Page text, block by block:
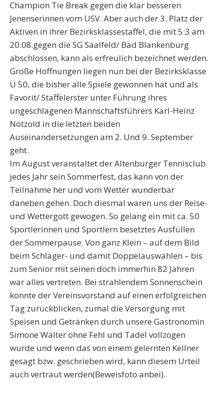
Champion Tie Break gegen die klar besseren
Jenenserinnen vom USV. Aber auch der 3. Platz der
Aktiven in ihrer Bezirksklassestaffel, die mit 5:3 am
20.08.gegen die SG Saalfeld/ Bad Blankenburg
abschlossen, kann als erfreulich bezeichnet werden.
Große Hoffnungen liegen nun bei der Bezirksklasse
Ü 50, die bisher alle Spiele gewonnen hat und als
Favorit/ Staffelerster unter Führung ihres
ungeschlagenen Mannschaftsführers Karl-Heinz
Nötzold in die letzten beiden
Auseinandersetzungen am 2. Und 9. September
geht.
Im August veranstaltet der Altenburger Tennisclub
jedes Jahr sein Sommerfest, das kann von der
Teilnahme her und vom Wetter wunderbar
daneben gehen. Doch diesmal waren uns der Reise-
und Wettergott gewogen. So gelang ein mit ca. 50
Sportlerinnen und Sportlern besetztes Ausfüllen
der Sommerpause. Von ganz Klein – auf dem Bild
beim Schläger- und damit Doppelauswählen – bis
zum Senior mit seinen doch immerhin 82 Jahren
war alles vertreten. Bei strahlendem Sonnenschein
konnte der Vereinsvorstand auf einen erfolgreichen
Tag zurückblicken, zumal die Versorgung mit
Speisen und Getränken durch unsere Gastronomin
Simone Walter ohne Fehl und Tadel vollzogen
wurde und wenn das von einem gelernten Kellner
gesagt bzw. geschrieben wird, kann diesem Urteil
auch vertraut werden(Beweisfoto anbei).